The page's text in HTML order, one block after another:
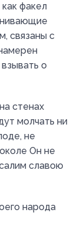
факел
связаны с
о
стенах
молчать ни
не
Он не
славою
народа